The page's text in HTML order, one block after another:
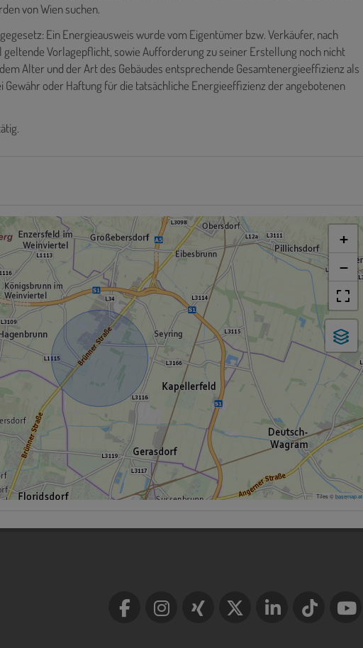
von Wien suchen.
Ein Energieausweis wurde vom Eigentümer bzw. Verkäufer, nach
Vorlagepflicht, sowie Aufforderung zu seiner Erstellung noch nicht
Alter und der Art des Gebäudes entsprechende Gesamtenergieeffizienz als
oder Haftung für die tatsächliche Energieeffizienz der angebotenen
+
−
Tiles ©basemap.at